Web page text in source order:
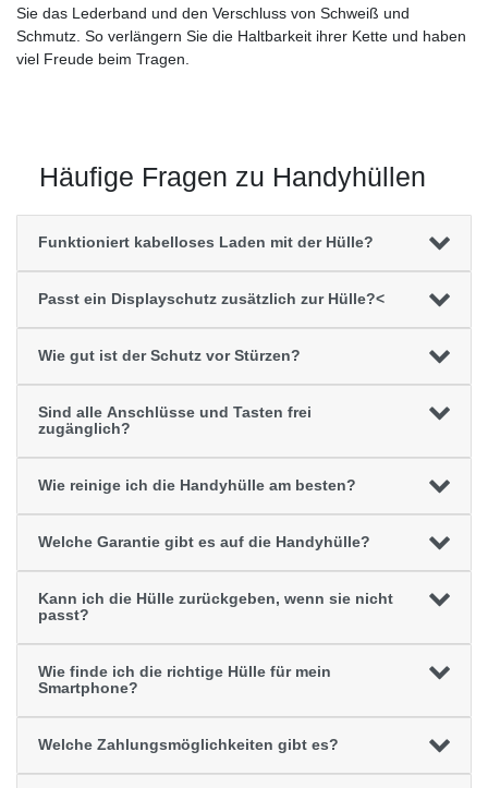
Sie das Lederband und den Verschluss von Schweiß und
Schmutz. So verlängern Sie die Haltbarkeit ihrer Kette und haben
viel Freude beim Tragen.
Häufige Fragen zu Handyhüllen
Funktioniert kabelloses Laden mit der Hülle?
Passt ein Displayschutz zusätzlich zur Hülle?<
Wie gut ist der Schutz vor Stürzen?
Sind alle Anschlüsse und Tasten frei
zugänglich?
Wie reinige ich die Handyhülle am besten?
Welche Garantie gibt es auf die Handyhülle?
Kann ich die Hülle zurückgeben, wenn sie nicht
passt?
Wie finde ich die richtige Hülle für mein
Smartphone?
Welche Zahlungsmöglichkeiten gibt es?